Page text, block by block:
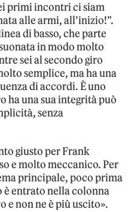
primi incontri ci siam
alle armi, all’inizio!”.
di basso, che parte
in modo molto
sei al secondo giro
semplice, ma ha una
di accordi. È uno
ha una sua integrità può
senza
giusto per Frank
e molto meccanico. Per
principale, poco prima
è entrato nella colonna
e non ne è più uscito».